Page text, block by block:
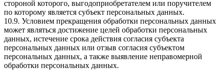
стороной которого, выгодоприобретателем или поручителем
по которому является субъект персональных данных.
10.9. Условием прекращения обработки персональных данных
может являться достижение целей обработки персональных
данных, истечение срока действия согласия субъекта
персональных данных или отзыв согласия субъектом
персональных данных, а также выявление неправомерной
обработки персональных данных.